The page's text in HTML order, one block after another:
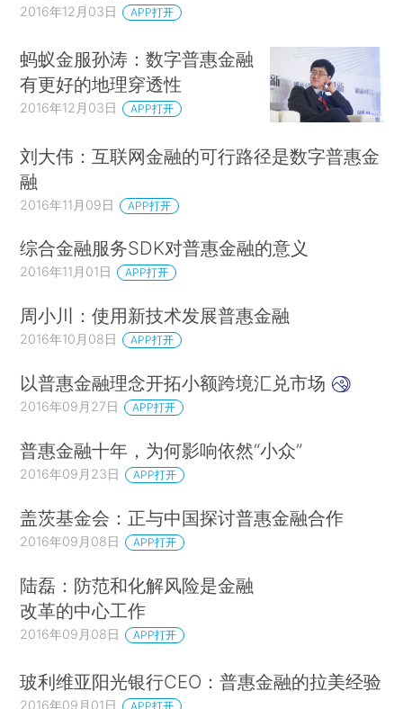
2016年12月03日 APP打开
蚂蚁金服孙涛：数字普惠金融
有更好的地理穿透性
2016年12月03日 APP打开
刘大伟：互联网金融的可行路径是数字普惠金
融
2016年11月09日 APP打开
综合金融服务SDK对普惠金融的意义
2016年11月01日 APP打开
周小川：使用新技术发展普惠金融
2016年10月08日 APP打开
以普惠金融理念开拓小额跨境汇兑市场
2016年09月27日 APP打开
普惠金融十年，为何影响依然“小众”
2016年09月23日 APP打开
盖茨基金会：正与中国探讨普惠金融合作
2016年09月08日 APP打开
陆磊：防范和化解风险是金融
改革的中心工作
2016年09月08日 APP打开
玻利维亚阳光银行CEO：普惠金融的拉美经验
2016年09月01日 APP打开